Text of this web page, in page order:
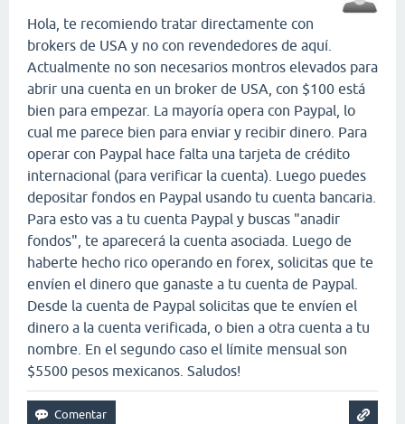
Hola, te recomiendo tratar directamente con
brokers de USA y no con revendedores de aquí.
Actualmente no son necesarios montros elevados para
abrir una cuenta en un broker de USA, con $100 está
bien para empezar. La mayoría opera con Paypal, lo
cual me parece bien para enviar y recibir dinero. Para
operar con Paypal hace falta una tarjeta de crédito
internacional (para verificar la cuenta). Luego puedes
depositar fondos en Paypal usando tu cuenta bancaria.
Para esto vas a tu cuenta Paypal y buscas "anadir
fondos", te aparecerá la cuenta asociada. Luego de
haberte hecho rico operando en forex, solicitas que te
envíen el dinero que ganaste a tu cuenta de Paypal.
Desde la cuenta de Paypal solicitas que te envíen el
dinero a la cuenta verificada, o bien a otra cuenta a tu
nombre. En el segundo caso el límite mensual son
$5500 pesos mexicanos. Saludos!